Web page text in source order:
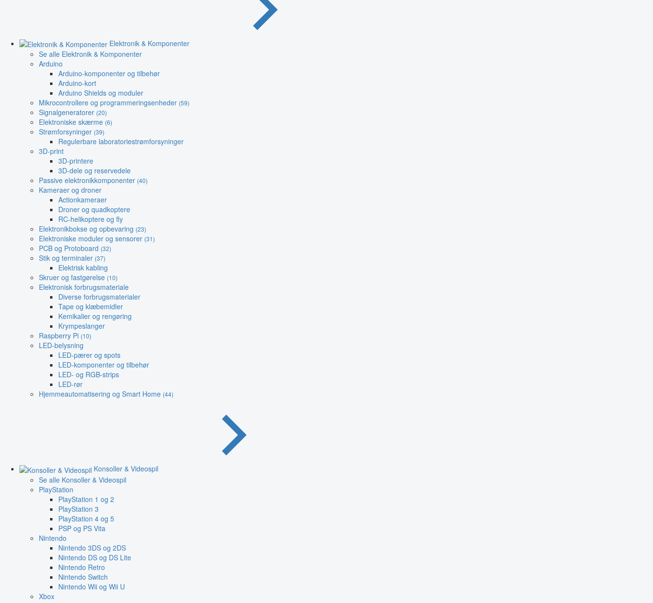
Elektronik & Komponenter
Se alle Elektronik & Komponenter
Arduino
Arduino-komponenter og tilbehør
Arduino-kort
Arduino Shields og moduler
Mikrocontrollere og programmeringsenheder (59)
Signalgeneratorer (20)
Elektroniske skærme (6)
Strømforsyninger (39)
Regulerbare laboratoriestrømforsyninger
3D-print
3D-printere
3D-dele og reservedele
Passive elektronikkomponenter (40)
Kameraer og droner
Actionkameraer
Droner og quadkoptere
RC-helikoptere og fly
Elektronikbokse og opbevaring (23)
Elektroniske moduler og sensorer (31)
PCB og Protoboard (32)
Stik og terminaler (37)
Elektrisk kabling
Skruer og fastgørelse (10)
Elektronisk forbrugsmateriale
Diverse forbrugsmaterialer
Tape og klæbemidler
Kemikalier og rengøring
Krympeslanger
Raspberry Pi (10)
LED-belysning
LED-pærer og spots
LED-komponenter og tilbehør
LED- og RGB-strips
LED-rør
Hjemmeautomatisering og Smart Home (44)
Konsoller & Videospil
Se alle Konsoller & Videospil
PlayStation
PlayStation 1 og 2
PlayStation 3
PlayStation 4 og 5
PSP og PS Vita
Nintendo
Nintendo 3DS og 2DS
Nintendo DS og DS Lite
Nintendo Retro
Nintendo Switch
Nintendo Wii og Wii U
Xbox